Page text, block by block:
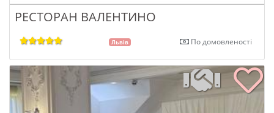
РЕСТОРАН ВАЛЕНТИНО
Львів По домовленості